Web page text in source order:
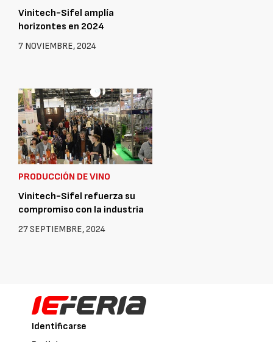
Vinitech-Sifel amplía
horizontes en 2024
7 NOVIEMBRE, 2024
PRODUCCIÓN DE VINO
Vinitech-Sifel refuerza su
compromiso con la industria
27 SEPTIEMBRE, 2024
Identificarse